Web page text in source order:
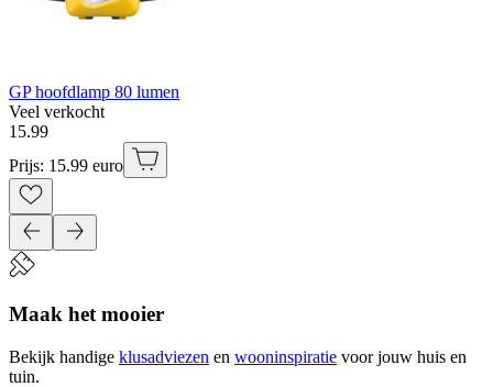
GP hoofdlamp 80 lumen
Veel verkocht
15.99
Prijs: 15.99 euro
Maak het mooier
Bekijk handige klusadviezen en wooninspiratie voor jouw huis en
tuin.